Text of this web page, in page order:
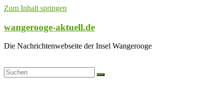
Zum Inhalt springen
wangerooge-aktuell.de
Die Nachrichtenwebseite der Insel Wangerooge